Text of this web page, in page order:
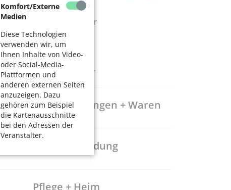
Komfort/Externe
Medien
Diese Technologien
verwenden wir, um
Ihnen Inhalte von Video-
oder Social-Media-
Plattformen und
anderen externen Seiten
anzuzeigen. Dazu
gehören zum Beispiel
die Kartenausschnitte
bei den Adressen der
Veranstalter.
Krankenhäuser
Ärzte
Apotheken
Sanitätshäuser
Dienstleistungen + Waren
Freizeit + Bildung
Pflege + Heim